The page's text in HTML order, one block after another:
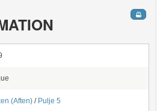
(Aften) / Pulje 5